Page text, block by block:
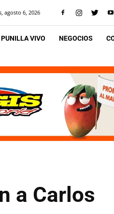
agosto 6, 2026
PUNILLA VIVO NEGOCIOS
a Carlos